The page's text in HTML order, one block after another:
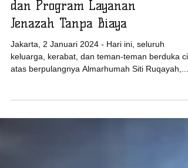
Almarhumah Siti Ruqayah
dan Program Layanan
Jenazah Tanpa Biaya
Jakarta, 2 Januari 2024 - Hari ini, seluruh